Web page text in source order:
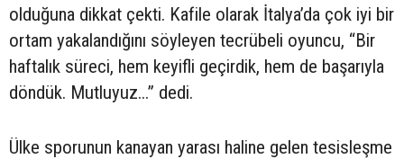
olduğuna dikkat çekti. Kafile olarak İtalya’da çok iyi bir
ortam yakalandığını söyleyen tecrübeli oyuncu, “Bir
haftalık süreci, hem keyifli geçirdik, hem de başarıyla
döndük. Mutluyuz...” dedi.
Ülke sporunun kanayan yarası haline gelen tesisleşme